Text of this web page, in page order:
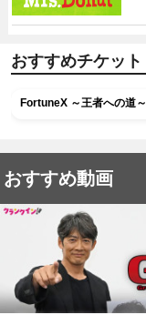
おすすめチケット
FortuneX ～王者への道～
おすすめ動画